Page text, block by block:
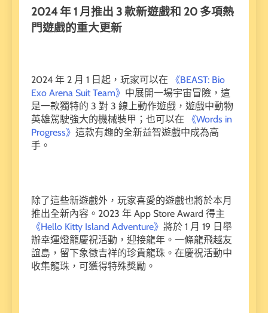
2024 年 1 月推出 3 款新遊戲和 20 多項熱
門遊戲的重大更新
2024 年 2 月 1 日起，玩家可以在
《BEAST: Bio
Exo Arena Suit Team》 中展開一場宇宙冒險，這
是一款獨特的 3 對 3 線上動作遊戲，遊戲中動物
英雄駕駛強大的機械裝甲；也可以在
《Words in
Progress》 這款有趣的全新益智遊戲中成為高
手。
除了這些新遊戲外，玩家喜愛的遊戲也將於本月
推出全新內容。2023 年 App Store Award 得主
《Hello Kitty Island Adventure》 將於 1 月 19 日舉
辦幸運燈籠慶祝活動，迎接龍年。一條龍飛越友
誼島，留下象徵吉祥的珍貴龍珠。在慶祝活動中
收集龍珠，可獲得特殊獎勵。